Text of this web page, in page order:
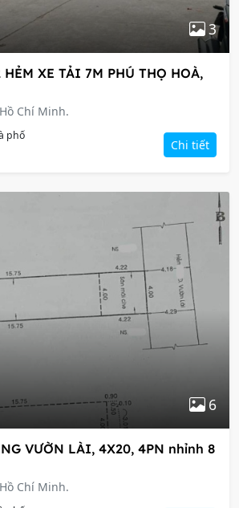
3
XE TẢI 7M PHÚ THỌ HOÀ,
Chí Minh.
phố
Chi tiết
6
VƯỜN LÀI, 4X20, 4PN nhỉnh 8
Chí Minh.